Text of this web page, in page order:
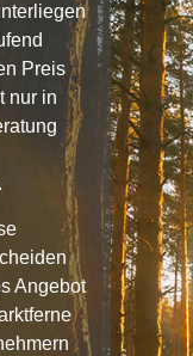
Preis
nur in
Angebot